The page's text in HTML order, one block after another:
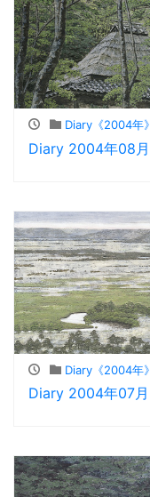
Diary《2004年》
Diary 2004年08月
Diary《2004年》
Diary 2004年07月